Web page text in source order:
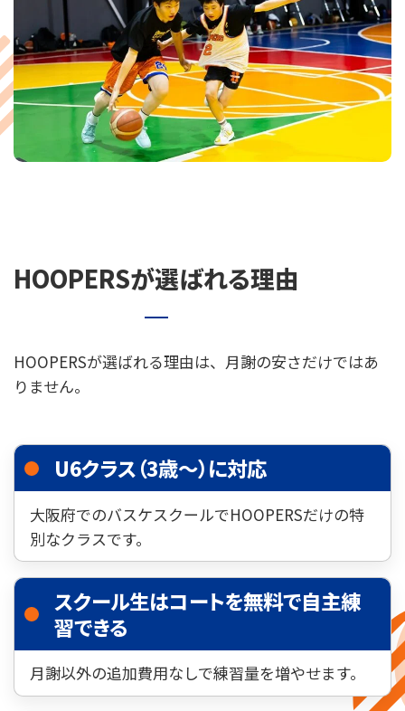
HOOPERSが選ばれる理由
HOOPERSが選ばれる理由は、月謝の安さだけではあ
りません。
U6クラス（3歳〜）に対応
大阪府でのバスケスクールでHOOPERSだけの特
別なクラスです。
スクール生はコートを無料で自主練
習できる
月謝以外の追加費用なしで練習量を増やせます。